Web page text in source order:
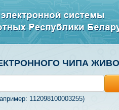
ЧИПА
112098100003255)